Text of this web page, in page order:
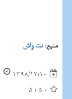
منبع:نت واش
1398/12/10
5.0
/
5